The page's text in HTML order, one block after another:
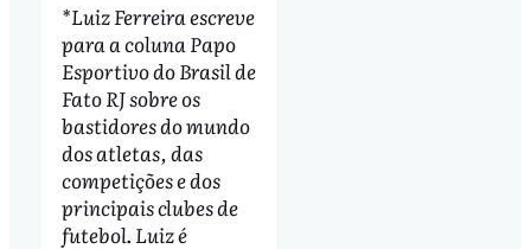
*Luiz Ferreira escreve
para a coluna Papo
Esportivo do Brasil de
Fato RJ sobre os
bastidores do mundo
dos atletas, das
competições e dos
principais clubes de
futebol. Luiz é